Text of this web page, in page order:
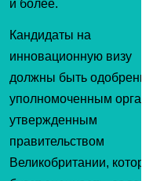
и более.
Кандидаты на
инновационную визу
должны быть
уполномоченным
утвержденным
правительством
Великобритании,